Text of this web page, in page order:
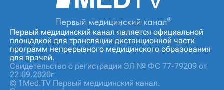
Первый медицинский канал является официальной
площадкой для трансляции дистанционной части
программ непрерывного медицинского образования
для врачей.
Свидетельство о регистрации ЭЛ № ФС 77-79209 от
22.09.2020г
© 1Med.TV Первый медицинский канал.